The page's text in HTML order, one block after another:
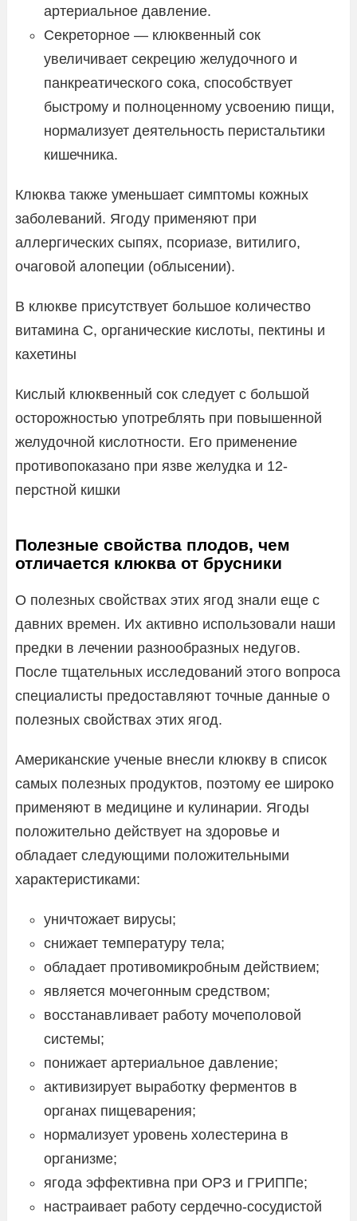
артериальное давление.
Секреторное — клюквенный сок
увеличивает секрецию желудочного и
панкреатического сока, способствует
быстрому и полноценному усвоению пищи,
нормализует деятельность перистальтики
кишечника.
Клюква также уменьшает симптомы кожных
заболеваний. Ягоду применяют при
аллергических сыпях, псориазе, витилиго,
очаговой алопеции (облысении).
В клюкве присутствует большое количество
витамина С, органические кислоты, пектины и
кахетины
Кислый клюквенный сок следует с большой
осторожностью употреблять при повышенной
желудочной кислотности. Его применение
противопоказано при язве желудка и 12-
перстной кишки
Полезные свойства плодов, чем
отличается клюква от брусники
О полезных свойствах этих ягод знали еще с
давних времен. Их активно использовали наши
предки в лечении разнообразных недугов.
После тщательных исследований этого вопроса
специалисты предоставляют точные данные о
полезных свойствах этих ягод.
Американские ученые внесли клюкву в список
самых полезных продуктов, поэтому ее широко
применяют в медицине и кулинарии. Ягоды
положительно действует на здоровье и
обладает следующими положительными
характеристиками:
уничтожает вирусы;
снижает температуру тела;
обладает противомикробным действием;
является мочегонным средством;
восстанавливает работу мочеполовой
системы;
понижает артериальное давление;
активизирует выработку ферментов в
органах пищеварения;
нормализует уровень холестерина в
организме;
ягода эффективна при ОРЗ и ГРИППе;
настраивает работу сердечно-сосудистой